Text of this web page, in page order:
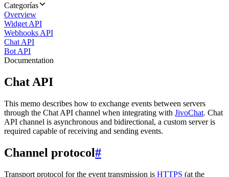
Categorías
Overview
Widget API
Webhooks API
Chat API
Bot API
Documentation
Chat API
This memo describes how to exchange events between servers
through the Chat API channel when integrating with JivoChat. Chat
API channel is asynchronous and bidirectional, a custom server is
required capable of receiving and sending events.
Channel protocol#
Transport protocol for the event transmission is HTTPS (at the